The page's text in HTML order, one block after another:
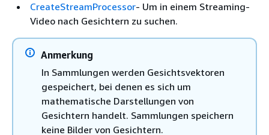
CreateStreamProcessor- Um in einem Streaming-
Video nach Gesichtern zu suchen.
Anmerkung
In Sammlungen werden Gesichtsvektoren
gespeichert, bei denen es sich um
mathematische Darstellungen von
Gesichtern handelt. Sammlungen speichern
keine Bilder von Gesichtern.